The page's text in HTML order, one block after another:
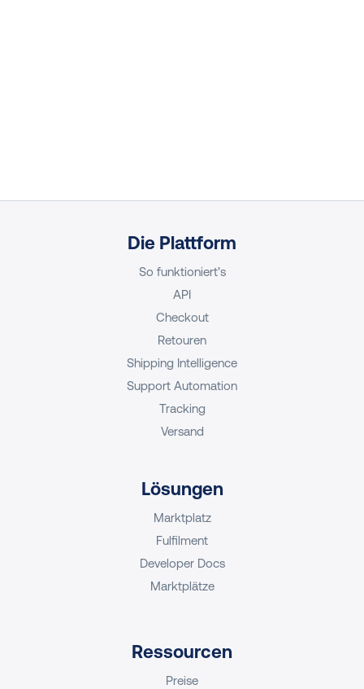
Die Plattform
So funktioniert’s
API
Checkout
Retouren
Shipping Intelligence
Support Automation
Tracking
Versand
Lösungen
Marktplatz
Fulfilment
Developer Docs
Marktplätze
Ressourcen
Preise